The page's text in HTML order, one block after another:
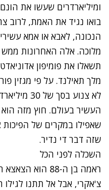
ומיליארדרים שעשו את
בואו נגיד את האמת, לרוב
הנכונה, לאבא או אמא
מלוכה. אלה האחרונות
תשאלו את פומיפון
מלך תאילנד. על פי מגזין
לא צנוע
העשיר בעולם. חוץ מזה
שאפילו במקרים של הפיכות
שזה דבר די נדיר.
השכלה לפני הכל
ראמה בן ה-88
צ'אקרי, אבל אל תתנו